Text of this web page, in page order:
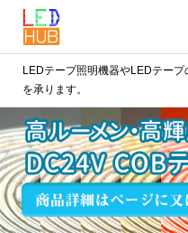
LEDテープ照明機器やLEDテー
を承ります。